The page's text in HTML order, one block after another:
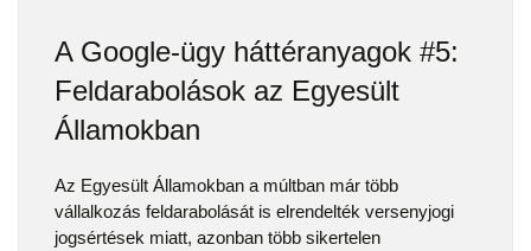
A Google-ügy háttéranyagok #5:
Feldarabolások az Egyesült
Államokban
Az Egyesült Államokban a múltban már több
vállalkozás feldarabolását is elrendelték versenyjogi
jogsértések miatt, azonban több sikertelen